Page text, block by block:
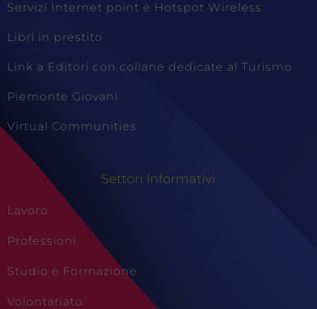
Servizi Internet point e Hotspot Wireless
Libri in prestito
Link a Editori con collane dedicate al Turismo
Piemonte Giovani
Virtual Communities
Settori Informativi
Lavoro
Professioni
Studio e Formazione
Volontariato